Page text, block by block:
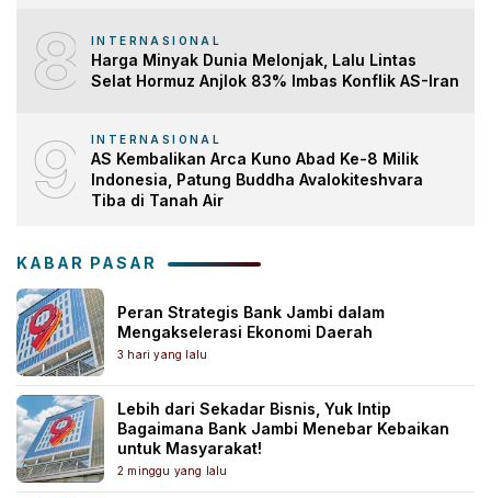
8 INTERNASIONAL
Harga Minyak Dunia Melonjak, Lalu Lintas
Selat Hormuz Anjlok 83% Imbas Konflik AS-Iran
9 INTERNASIONAL
AS Kembalikan Arca Kuno Abad Ke-8 Milik
Indonesia, Patung Buddha Avalokiteshvara
Tiba di Tanah Air
KABAR PASAR
Peran Strategis Bank Jambi dalam
Mengakselerasi Ekonomi Daerah
3 hari yang lalu
Lebih dari Sekadar Bisnis, Yuk Intip
Bagaimana Bank Jambi Menebar Kebaikan
untuk Masyarakat!
2 minggu yang lalu